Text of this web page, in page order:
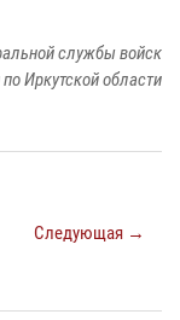
службы войск
Иркутской области
Следующая →